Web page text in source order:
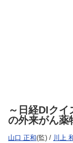
～日経DIク
の外来がん薬
山口 正和(監) / 川上